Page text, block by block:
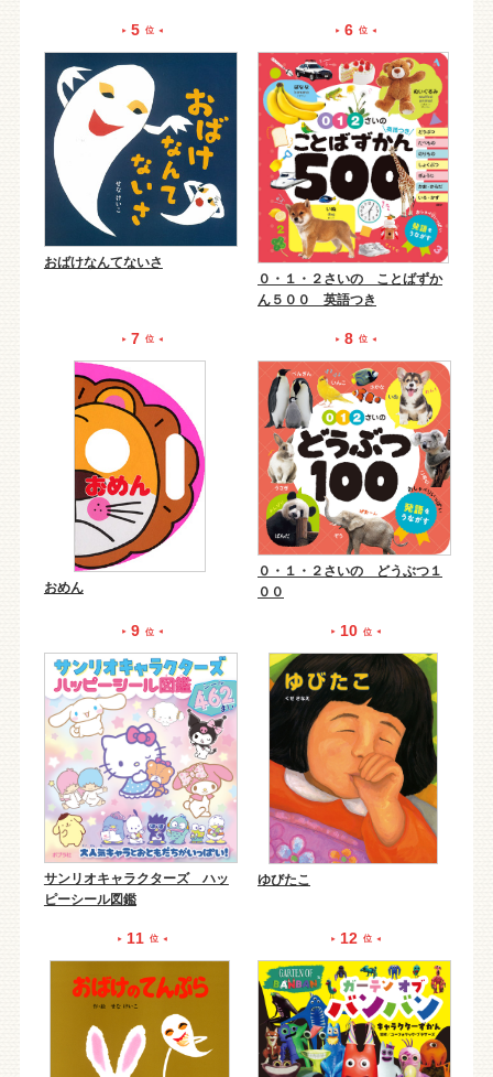
5 位
おばけなんてないさ
6 位
０・１・２さいの ことばずか
ん５００ 英語つき
7 位
おめん
8 位
０・１・２さいの どうぶつ１
００
9 位
サンリオキャラクターズ ハッ
ピーシール図鑑
10 位
ゆびたこ
11 位 12 位